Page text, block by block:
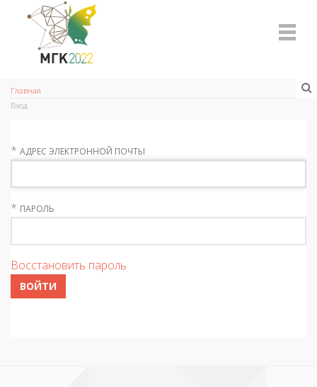
Главная
Вход
* АДРЕС ЭЛЕКТРОННОЙ ПОЧТЫ
* ПАРОЛЬ
Восстановить пароль
ВОЙТИ